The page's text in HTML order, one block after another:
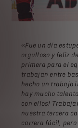
«Fue un día
orgulloso y feliz
primera para el
trabajan entre
hecho un trabajo
hay mucho
con ellos!
nuestra tercera
carrera fácil,